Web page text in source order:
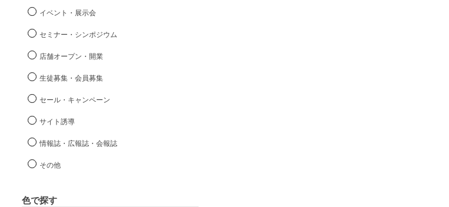
イベント・展示会
セミナー・シンポジウム
店舗オープン・開業
生徒募集・会員募集
セール・キャンペーン
サイト誘導
情報誌・広報誌・会報誌
その他
色で探す